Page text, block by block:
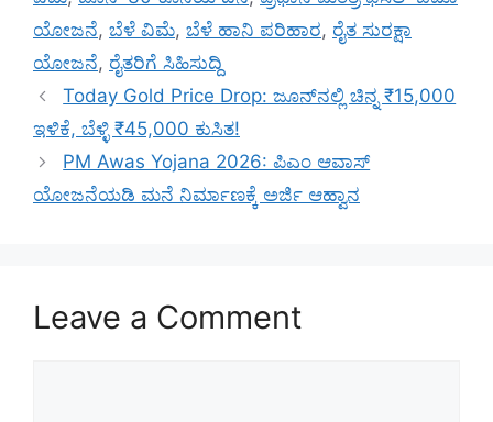
ಯೋಜನೆ, ಬೆಳೆ ವಿಮೆ, ಬೆಳೆ ಹಾನಿ ಪರಿಹಾರ, ರೈತ ಸುರಕ್ಷಾ
ಯೋಜನೆ, ರೈತರಿಗೆ ಸಿಹಿಸುದ್ದಿ
Today Gold Price Drop: ಜೂನ್‌ನಲ್ಲಿ ಚಿನ್ನ ₹15,000
ಇಳಿಕೆ, ಬೆಳ್ಳಿ ₹45,000 ಕುಸಿತ!
PM Awas Yojana 2026: ಪಿಎಂ ಆವಾಸ್
ಯೋಜನೆಯಡಿ ಮನೆ ನಿರ್ಮಾಣಕ್ಕೆ ಅರ್ಜಿ ಆಹ್ವಾನ
Leave a Comment